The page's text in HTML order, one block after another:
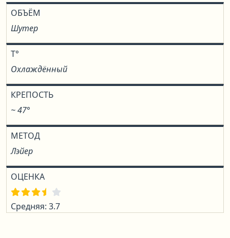
ОБЪЁМ
Шутер
T°
Охлаждённый
КРЕПОСТЬ
~ 47°
МЕТОД
Лэйер
ОЦЕНКА
Средняя: 3.7